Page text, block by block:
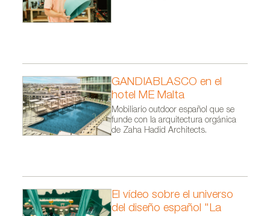
GANDIABLASCO en el
hotel ME Malta
Mobiliario outdoor español que se
funde con la arquitectura orgánica
de Zaha Hadid Architects.
El vídeo sobre el universo
del diseño español "La